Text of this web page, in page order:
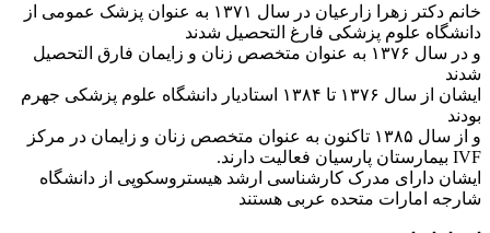
خانم دکتر زهرا زارعیان در سال ۱۳۷۱ به عنوان پزشک عمومی از
دانشگاه علوم پزشکی فارغ التحصیل شدند
و در سال ۱۳۷۶ به عنوان متخصص زنان و زایمان فارق التحصیل
شدند
ایشان از سال ۱۳۷۶ تا ۱۳۸۴ استادیار دانشگاه علوم پزشکی جهرم
بودند
و از سال ۱۳۸۵ تاکنون به عنوان متخصص زنان و زایمان در مرکز
IVF بیمارستان پارسیان فعالیت دارند.
ایشان دارای مدرک کارشناسی ارشد هیستروسکوپی از دانشگاه
شارجه امارات متحده عربی هستند